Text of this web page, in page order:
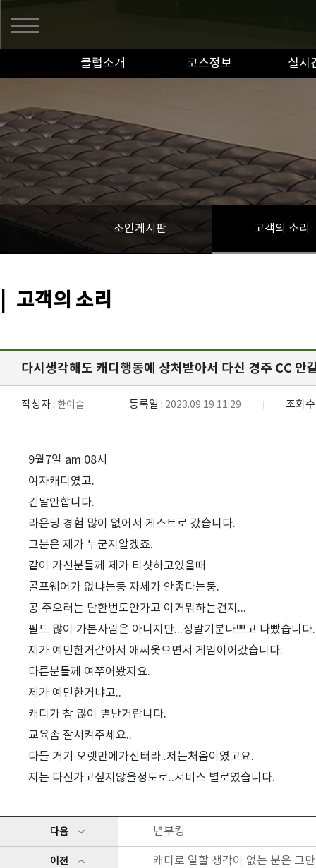
클럽소개 코스정보 실시
조인게시판 고객의 소리
고객의 소리
다시생각해도 캐디행동에 상처받아서 다신 경주 CC 안
작성자 : 한이슬 등록일 : 2023.09.19 11:29 조회
9월7일 am 08시
여자캐디였고.
긴말안합니다.
라운딩 경험 많이 없어서 게스트로 갔습니다.
그분은 제가 누군지알겠죠.
같이 가신분들께 제가 티샷하고있을때
골프웨어가 없냐는둥 자세가 안좋다는둥.
공 주으러는 단한번도안가고 이거뭐하는건지...
필드 많이 가본사람은 아니지만...정말기분나쁘고 나빴습니다
제가 예민한거같아서 애써웃으면서 게임이어갔습니다.
다른분들께 여쭈어봤지요.
제가 예민한거냐고..
캐디가 참 많이 별난거랍니다.
교육좀 잘시켜주세요..
다들 거기 오랫만에가신터라..저는처음이였고요.
저는 다신가고싶지않을정도로..서비스 별로였습니다.
다음 년부킹
이전 캐디로 일할 생각이 없는 분은 그